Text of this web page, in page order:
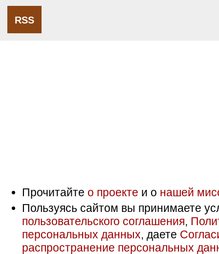
RSS
Прочитайте о проекте и о нашей
Пользуясь сайтом вы принимаете
пользовательского соглашения,
персональных данных, даете
распространение персональных